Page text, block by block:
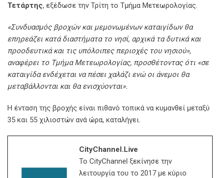
Τετάρτης, εξέδωσε την Τρίτη το Τμήμα Μετεωρολογίας.
«Συνδυασμός βροχών και μεμονωμένων καταιγίδων θα
επηρεάζει κατά διαστήματα το νησί, αρχικά τα δυτικά και
προοδευτικά και τις υπόλοιπες περιοχές του νησιού»,
αναφέρει το Τμήμα Μετεωρολογίας, προσθέτοντας ότι «σε
καταιγίδα ενδέχεται να πέσει χαλάζι ενώ οι άνεμοι θα
μεταβάλλονται και θα ενισχύονται».
Η ένταση της βροχής είναι πιθανό τοπικά να κυμανθεί μεταξύ
35 και 55 χιλιοστών ανά ώρα, καταλήγει.
CityChannel.live
Το CityChannel ξεκίνησε την
λειτουργία του το 2017 με κύριο